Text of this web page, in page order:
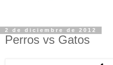
2 de diciembre de 2012
Perros vs Gatos